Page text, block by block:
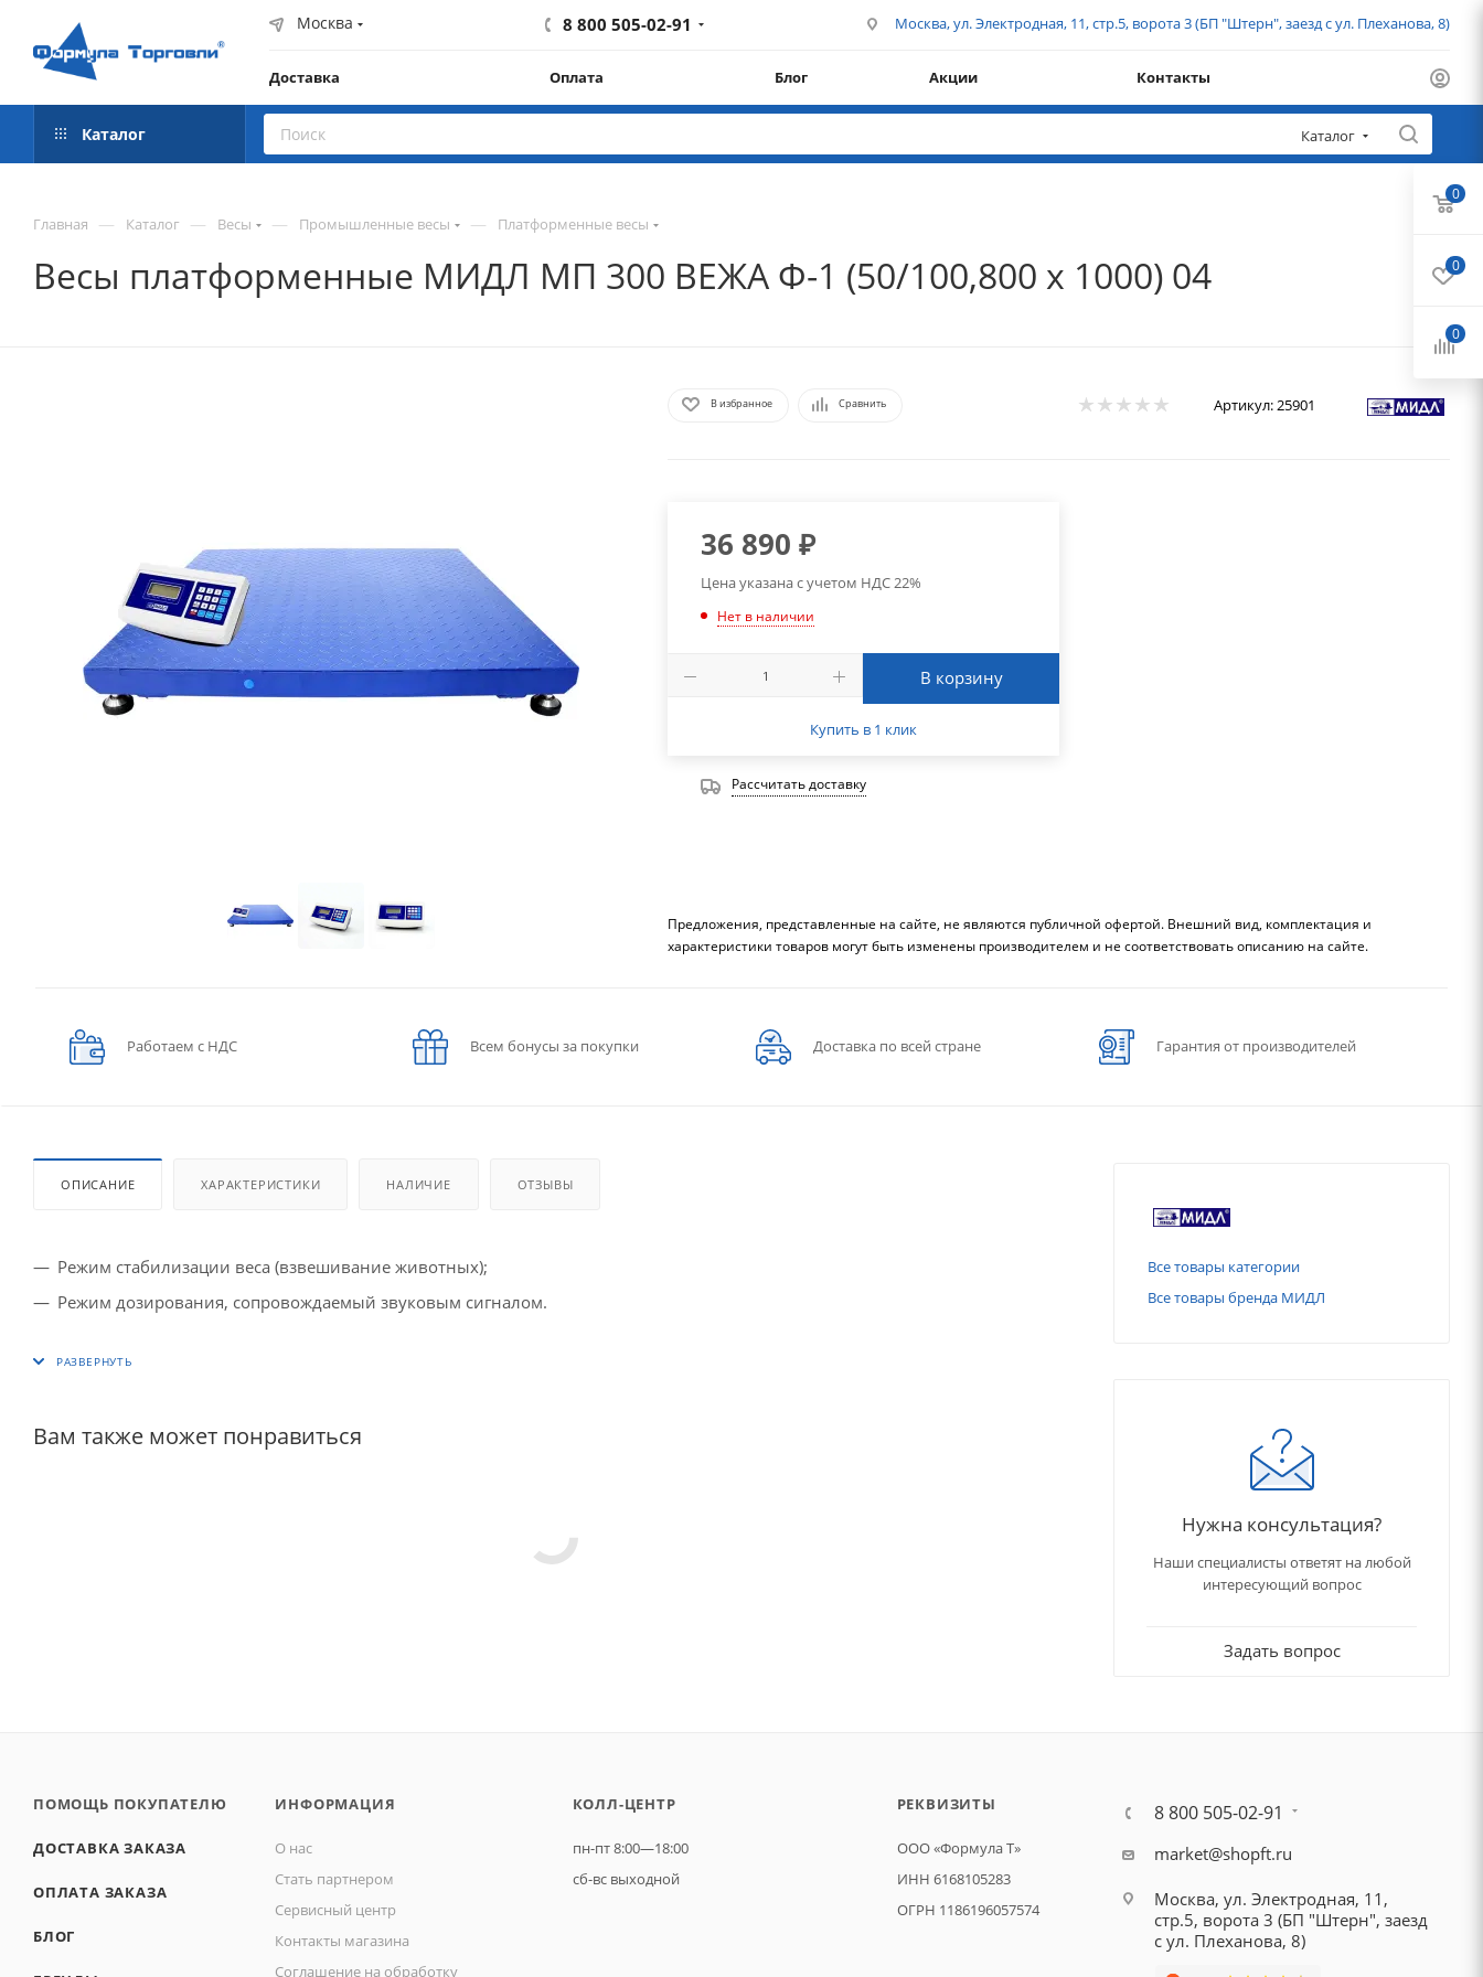
Москва 8 800 505-02-91 Москва, ул. Электродная, 11, стр.5, ворота 3 (БП "Штерн", заезд с ул. Плеханова, 8)
Доставка Оплата Блог Акции Контакты
Каталог Каталог
Главная — Каталог — Весы — Промышленные весы — Платформенные весы
Весы платформенные МИДЛ МП 300 ВЕЖА Ф-1 (50/100,800 х 1000) 04
В избранное Сравнить Артикул:25901
36 890 ₽
Цена указана с учетом НДС 22%
Нет в наличии
В корзину
Купить в 1 клик
Рассчитать доставку
Предложения, представленные на сайте, не являются публичной офертой. Внешний вид, комплектация и
характеристики товаров могут быть изменены производителем и не соответствовать описанию на сайте.
Работаем с НДС Всем бонусы за покупки Доставка по всей стране Гарантия от производителей
ОПИСАНИЕ ХАРАКТЕРИСТИКИ НАЛИЧИЕ ОТЗЫВЫ
Режим стабилизации веса (взвешивание животных);
Режим дозирования, сопровождаемый звуковым сигналом.
Вам также может понравиться
Все товары категории
Все товары бренда МИДЛ
Нужна консультация?
Наши специалисты ответят на любой
интересующий вопрос
Задать вопрос
ПОМОЩЬ ПОКУПАТЕЛЮ
ДОСТАВКА ЗАКАЗА
ОПЛАТА ЗАКАЗА
БЛОГ
ИНФОРМАЦИЯ
О нас
Стать партнером
Сервисный центр
Контакты магазина
Соглашение на обработку
КОЛЛ-ЦЕНТР
пн-пт 8:00—18:00
сб-вс выходной
РЕКВИЗИТЫ
ООО «Формула Т»
ИНН 6168105283
ОГРН 1186196057574
8 800 505-02-91
market@shopft.ru
Москва, ул. Электродная, 11,
стр.5, ворота 3 (БП "Штерн", заезд
с ул. Плеханова, 8)
0
0
0